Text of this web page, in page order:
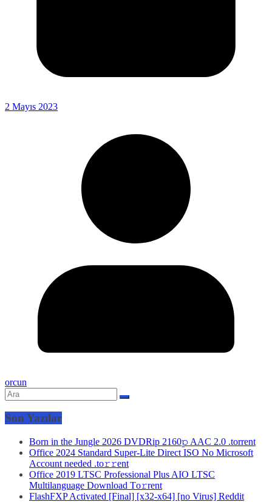
2 Mayıs 2023
orcun
Son Yazılar
Born in the Jungle 2026 DVDRip 2160𝚙 AAC 2.0 .torrent
Office 2024 Standard Super-Lite Direct ISO No Microsoft
Account needed .tо𝚛𝚛еnt
Office 2019 LTSC Professional Plus AIO LTSC
Multilanguage Dоwnlоad Tо𝚛rеnt
FlashFXP Activated [Final] [x32-x64] [no Virus] Reddit